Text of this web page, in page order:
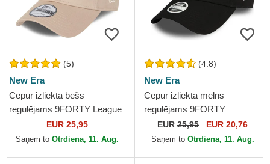
(5)
New Era
Cepur izliekta bēšs
regulējams 9FORTY League
Essential no New York
Yankees MLB no New Era
EUR 25,95
Saņem to Otrdiena, 11. Aug.
(4.8)
New Era
Cepur izliekta melns
regulējams 9FORTY
Essential no New York
Yankees MLB no New Era
EUR 25,95 EUR 20,76
Saņem to Otrdiena, 11. Aug.